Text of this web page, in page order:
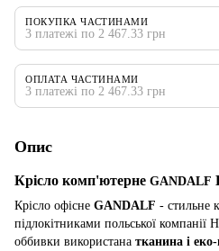
ПОКУПКА ЧАСТИНАМИ
3 платежі по 2 467.33 грн
ОПЛАТА ЧАСТИНАМИ
3 платежі по 2 467.33 грн
Опис
Крісло комп'ютерне GANDALF
Крісло офісне GANDALF - стильне
підлокітниками польської компанії
оббивки використана тканина і